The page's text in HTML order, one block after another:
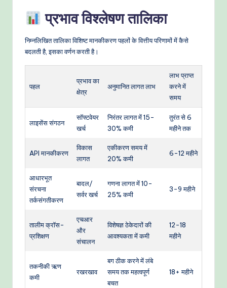
प्रभाव विश्लेषण तालिका
निम्नलिखित तालिका विशिष्ट मानकीकरण पहलों के वित्तीय परिणामों में कैसे
बदलती है, इसका वर्णन करती है।
पहल
प्रभाव का
क्षेत्र
अनुमानित लागत लाभ
लाभ प्राप्त
करने में
समय
लाइसेंस संगठन
सॉफ्टवेयर
खर्च
निरंतर लागत में 15-
30% कमी
तुरंत से 6
महीने तक
API मानकीकरण
विकास
लागत
एकीकरण समय में
20% कमी
6-12 महीने
आधारभूत
संरचना
तर्कसंगतीकरण
बादल/
सर्वर खर्च
गणना लागत में 10-
25% कमी
3-9 महीने
तालीम क्रॉस-
प्रशिक्षण
एचआर
और
संचालन
विशेषज्ञ ठेकेदारों की
आवश्यकता में कमी
12-18
महीने
तकनीकी ऋण
कमी
रखरखाव
बग ठीक करने में लंबे
समय तक महत्वपूर्ण
बचत
18+ महीने